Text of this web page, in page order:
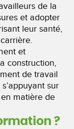
de la
et adopter
leur santé,
et
construction,
de travail
sur
matière de
?